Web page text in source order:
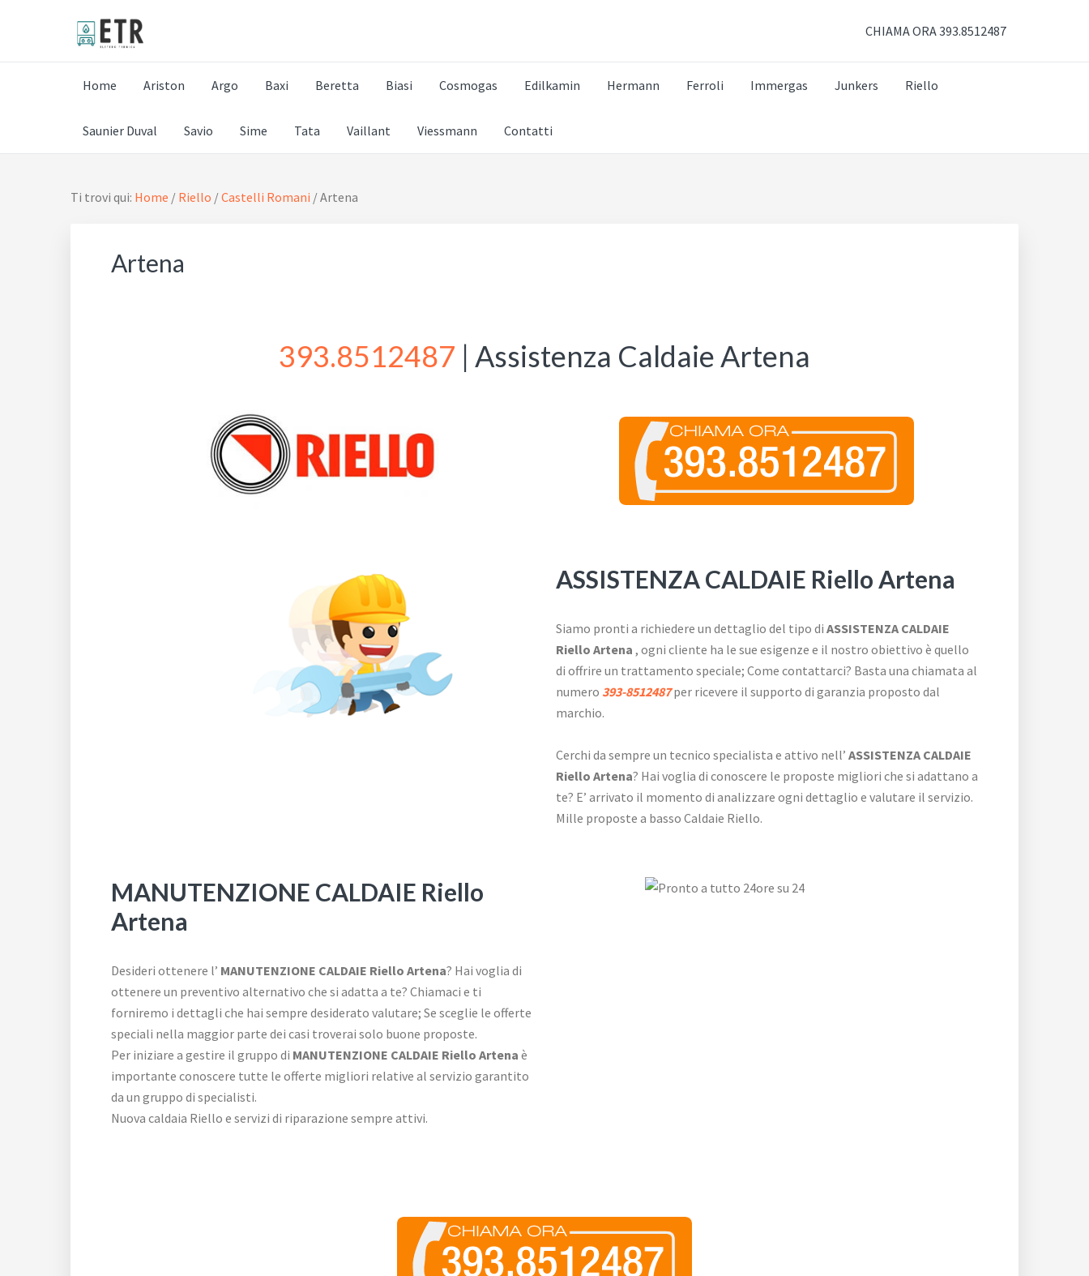
393.8512487 - PRONTO A TUTTO
i professionisti delle Caldaie a Roma
CHIAMA ORA 393.8512487
Home Ariston Argo Baxi Beretta Biasi Cosmogas Edilkamin Hermann Ferroli Immergas Junkers Riello
Saunier Duval Savio Sime Tata Vaillant Viessmann Contatti
Ti trovi qui: Home / Riello /Castelli Romani /Artena
Artena
393.8512487 | Assistenza Caldaie Artena
ASSISTENZA CALDAIE Riello Artena
Siamo pronti a richiedere un dettaglio del tipo di ASSISTENZA CALDAIE
Riello Artena , ogni cliente ha le sue esigenze e il nostro obiettivo è quello
di offrire un trattamento speciale; Come contattarci? Basta una chiamata al
numero 393-8512487per ricevere il supporto di garanzia proposto dal
marchio.
Cerchi da sempre un tecnico specialista e attivo nell’ ASSISTENZA CALDAIE
Riello Artena? Hai voglia di conoscere le proposte migliori che si adattano a
te? E’ arrivato il momento di analizzare ogni dettaglio e valutare il servizio.
Mille proposte a basso Caldaie Riello.
MANUTENZIONE CALDAIE Riello
Artena
Desideri ottenere l’ MANUTENZIONE CALDAIE Riello Artena? Hai voglia di
ottenere un preventivo alternativo che si adatta a te? Chiamaci e ti
forniremo i dettagli che hai sempre desiderato valutare; Se sceglie le offerte
speciali nella maggior parte dei casi troverai solo buone proposte.
Per iniziare a gestire il gruppo di MANUTENZIONE CALDAIE Riello Artena è
importante conoscere tutte le offerte migliori relative al servizio garantito
da un gruppo di specialisti.
Nuova caldaia Riello e servizi di riparazione sempre attivi.